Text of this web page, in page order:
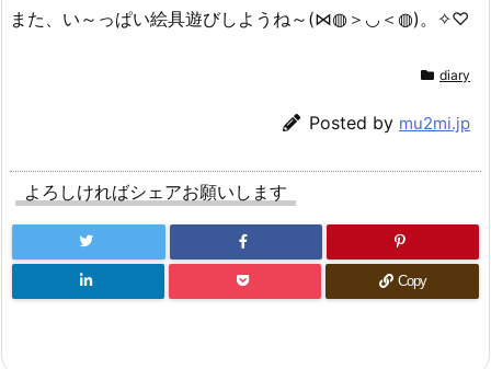
また、い～っぱい絵具遊びしようね～(⋈◍＞◡＜◍)。✧♡
diary
Posted by mu2mi.jp
よろしければシェアお願いします
Copy